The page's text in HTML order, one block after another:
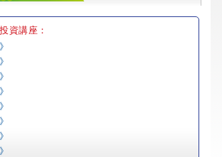
投資講座：
》
》
》
》
》
》
》
》